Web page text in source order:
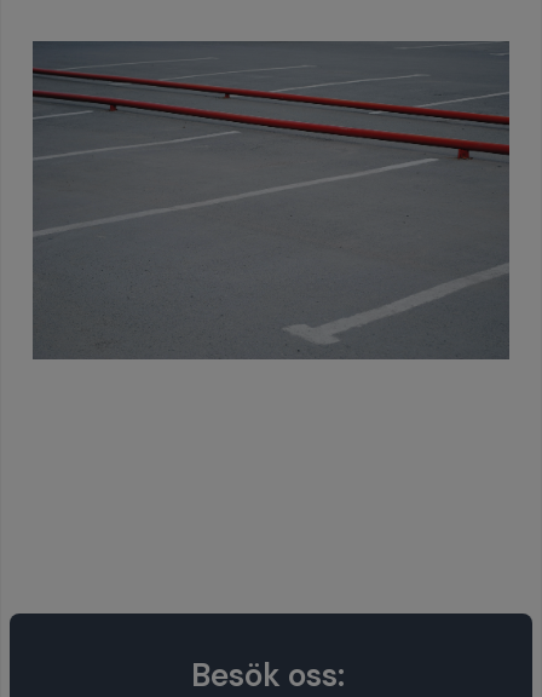
Besök oss: